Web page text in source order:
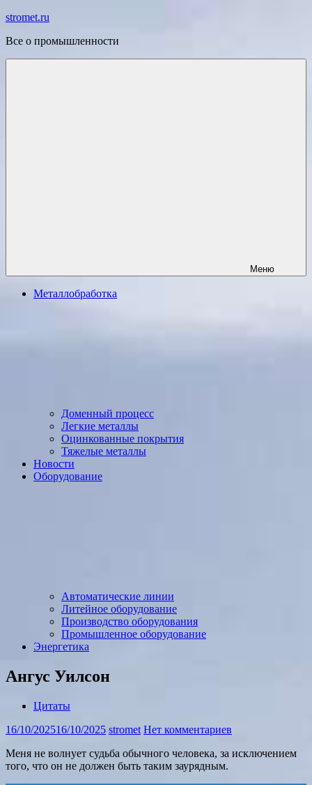
Перейти
содержимому
stromet.ru
Все о промышленности
Меню
Металлобработка
Доменный процесс
Легкие металлы
Оцинкованные покрытия
Тяжелые металлы
Новости
Оборудование
Автоматические линии
Литейное оборудование
Производство оборудования
Промышленное оборудование
Энергетика
Ангус Уилсон
Цитаты
16/10/202516/10/2025 stromet Нет комментариев
Меня не волнует судьба обычного человека, за исключением
того, что он не должен быть таким заурядным.